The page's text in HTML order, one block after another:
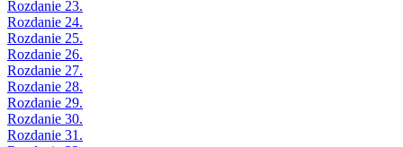
Rozdanie 23.
Rozdanie 24.
Rozdanie 25.
Rozdanie 26.
Rozdanie 27.
Rozdanie 28.
Rozdanie 29.
Rozdanie 30.
Rozdanie 31.